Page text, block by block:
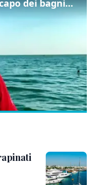
Tuffi dai pontili a Jesolo, il capo dei bagnini: "L'impegno di tutti per evitare altre tragedie"